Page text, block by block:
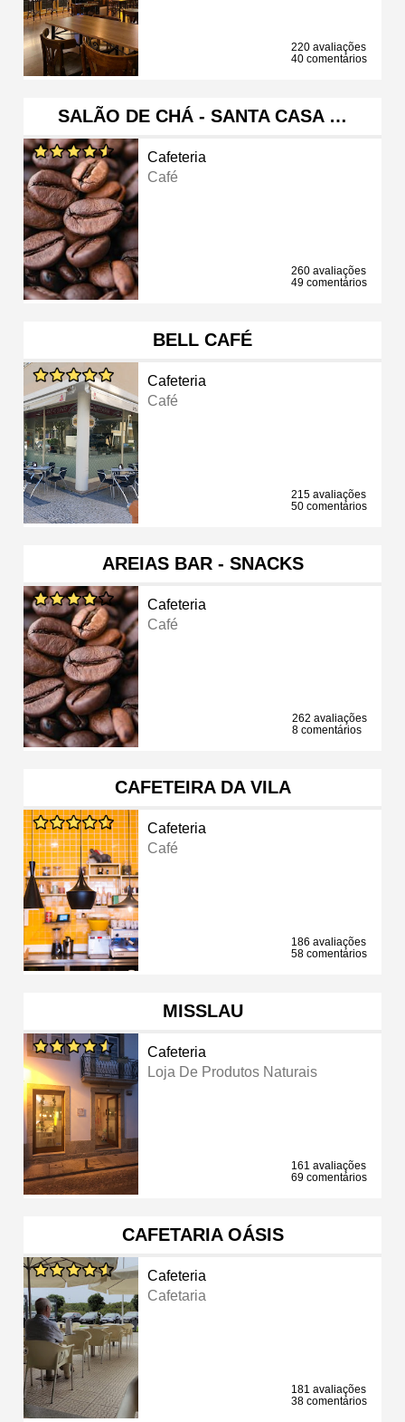
220 avaliações
40 comentários
SALÃO DE CHÁ - SANTA CASA …
Cafeteria
Café
260 avaliações
49 comentários
BELL CAFÉ
Cafeteria
Café
215 avaliações
50 comentários
AREIAS BAR - SNACKS
Cafeteria
Café
262 avaliações
8 comentários
CAFETEIRA DA VILA
Cafeteria
Café
186 avaliações
58 comentários
MISSLAU
Cafeteria
Loja De Produtos Naturais
161 avaliações
69 comentários
CAFETARIA OÁSIS
Cafeteria
Cafetaria
181 avaliações
38 comentários